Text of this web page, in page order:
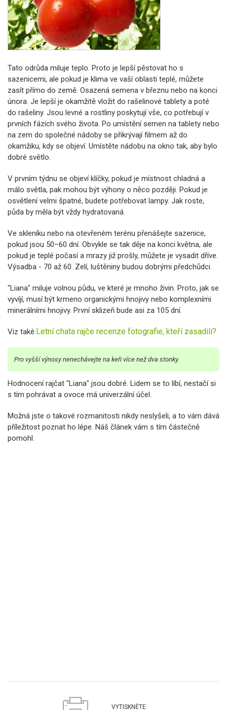
Tato odrůda miluje teplo. Proto je lepší pěstovat ho s
sazenicemi, ale pokud je klima ve vaší oblasti teplé, můžete
zasít přímo do země. Osazená semena v březnu nebo na konci
února. Je lepší je okamžitě vložit do rašelinové tablety a poté
do rašeliny. Jsou levné a rostliny poskytují vše, co potřebují v
prvních fázích svého života. Po umístění semen na tablety nebo
na zem do společné nádoby se přikrývají filmem až do
okamžiku, kdy se objeví. Umístěte nádobu na okno tak, aby bylo
dobré světlo.
V prvním týdnu se objeví klíčky, pokud je místnost chladná a
málo světla, pak mohou být výhony o něco později. Pokud je
osvětlení velmi špatné, budete potřebovat lampy. Jak roste,
půda by měla být vždy hydratovaná.
Ve skleníku nebo na otevřeném terénu přenášejte sazenice,
pokud jsou 50–60 dní. Obvykle se tak děje na konci května, ale
pokud je teplé počasí a mrazy již prošly, můžete je vysadit dříve.
Výsadba - 70 až 60. Zelí, luštěniny budou dobrými předchůdci.
"Liana" miluje volnou půdu, ve které je mnoho živin. Proto, jak se
vyvíjí, musí být krmeno organickými hnojivy nebo komplexními
minerálními hnojivy. První sklizeň bude asi za 105 dní.
Viz také:Letní chata rajče recenze fotografie, kteří zasadili?
Pro vyšší výnosy nenechávejte na keři více než dva stonky.
Hodnocení rajčat "Liana" jsou dobré. Lidem se to líbí, nestačí si
s tím pohrávat a ovoce má univerzální účel.
Možná jste o takové rozmanitosti nikdy neslyšeli, a to vám dává
příležitost poznat ho lépe. Náš článek vám s tím částečně
pomohl.
VYTISKNĚTE